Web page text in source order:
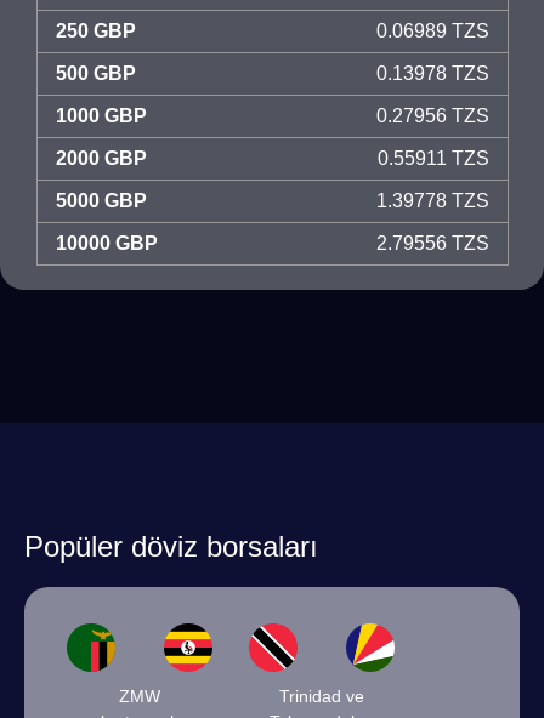
250 GBP 0.06989 TZS
500 GBP 0.13978 TZS
1000 GBP 0.27956 TZS
2000 GBP 0.55911 TZS
5000 GBP 1.39778 TZS
10000 GBP 2.79556 TZS
Popüler döviz borsaları
ZMW
Trinidad ve